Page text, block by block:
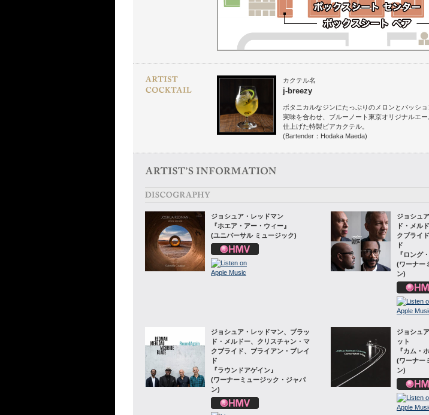
カクテル名
j-breezy
ボタニカルなジンにたっぷりのメロンとパッシ
実味を合わせ、ブルーノート東京オリジナルエ
仕上げた特製ビアカクテル。
(Bartender：Hodaka Maeda)
ジョシュア・レッドマン
『ホエア・アー・ウィー』
(ユニバーサル ミュージック)
ジョシュ
ド・メル
クブライ
ド
『ロング
(ワーナー
ン)
ジョシュア・レッドマン、ブラッ
ド・メルドー、クリスチャン・マ
クブライド、ブライアン・ブレイ
ド
『ラウンドアゲイン』
(ワーナーミュージック・ジャパ
ン)
ジョシュ
ット
『カム・
(ワーナー
ン)